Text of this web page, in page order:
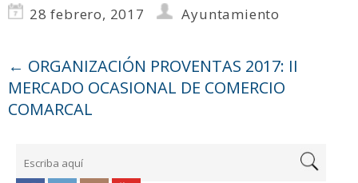
28 febrero, 2017 Ayuntamiento
← ORGANIZACIÓN PROVENTAS 2017: II
MERCADO OCASIONAL DE COMERCIO
COMARCAL